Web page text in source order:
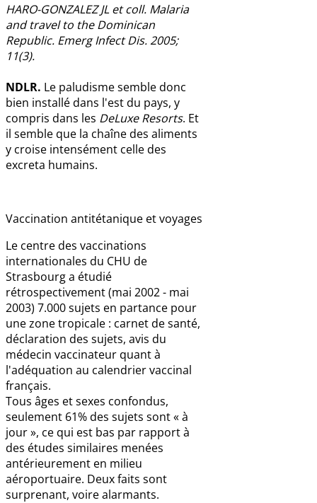
HARO-GONZALEZ JL et coll. Malaria
and travel to the Dominican
Republic. Emerg Infect Dis. 2005;
11(3).
NDLR. Le paludisme semble donc
bien installé dans l'est du pays, y
compris dans les DeLuxe Resorts. Et
il semble que la chaîne des aliments
y croise intensément celle des
excreta humains.
Vaccination antitétanique et voyages
Le centre des vaccinations
internationales du CHU de
Strasbourg a étudié
rétrospectivement (mai 2002 - mai
2003) 7.000 sujets en partance pour
une zone tropicale : carnet de santé,
déclaration des sujets, avis du
médecin vaccinateur quant à
l'adéquation au calendrier vaccinal
français.
Tous âges et sexes confondus,
seulement 61% des sujets sont « à
jour », ce qui est bas par rapport à
des études similaires menées
antérieurement en milieu
aéroportuaire. Deux faits sont
surprenant, voire alarmants.